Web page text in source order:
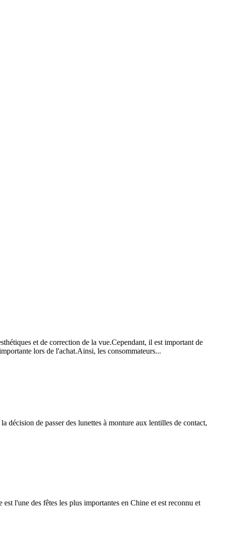
et de correction de la vue.Cependant, il est important de
lors de l'achat.Ainsi, les consommateurs...
de passer des lunettes à monture aux lentilles de contact,
l'une des fêtes les plus importantes en Chine et est reconnu et